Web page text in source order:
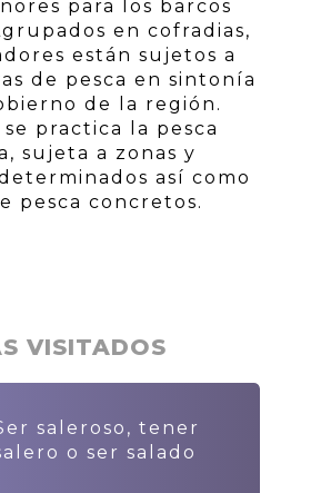
para los barcos
en cofradias,
están sujetos a
de pesca en sintonía
de la región.
practica la pesca
sujeta a zonas y
así como
pesca concretos.
VISITADOS
saleroso, tener
o ser salado